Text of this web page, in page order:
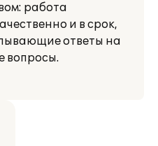
работа
и в срок,
ответы на
вопросы.